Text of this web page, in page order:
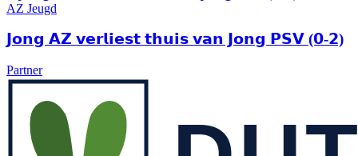
AZ Jeugd
𝗝𝗼𝗻𝗴 𝗔𝗭 𝘃𝗲𝗿𝗹𝗶𝗲𝘀𝘁 𝘁𝗵𝘂𝗶𝘀 𝘃𝗮𝗻 𝗝𝗼𝗻𝗴 𝗣𝗦𝗩 (𝟬-𝟮)
Partner